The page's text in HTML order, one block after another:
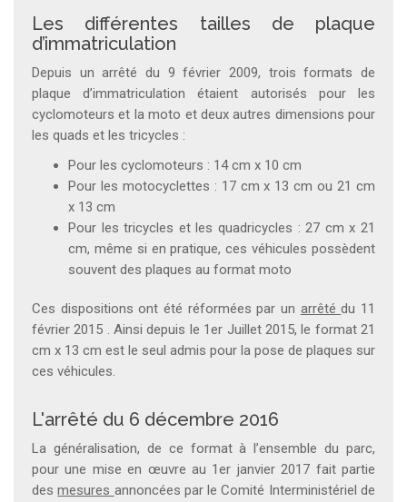
Les différentes tailles de plaque
d’immatriculation
Depuis un arrêté du 9 février 2009, trois formats de
plaque d’immatriculation étaient autorisés pour les
cyclomoteurs et la moto et deux autres dimensions pour
les quads et les tricycles :
Pour les cyclomoteurs : 14 cm x 10 cm
Pour les motocyclettes : 17 cm x 13 cm ou 21 cm
x 13 cm
Pour les tricycles et les quadricycles : 27 cm x 21
cm, même si en pratique, ces véhicules possèdent
souvent des plaques au format moto
Ces dispositions ont été réformées par un arrêtédu 11
février 2015 . Ainsi depuis le 1er Juillet 2015, le format 21
cm x 13 cm est le seul admis pour la pose de plaques sur
ces véhicules.
L'arrêté du 6 décembre 2016
La généralisation, de ce format à l’ensemble du parc,
pour une mise en œuvre au 1er janvier 2017 fait partie
desmesures annoncées par le Comité Interministériel de